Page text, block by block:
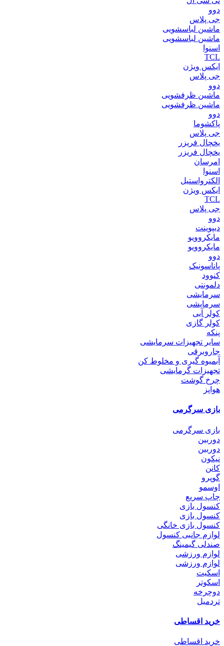
دوو
جی پلاس
ماشین لباسشویی
ماشین لباسشویی
اسنوا
TCL
ایکس ویژن
جی پلاس
دوو
ماشین ظرفشویی
ماشین ظرفشویی
دوو
پاکشوما
جی پلاس
یخچال فریزر
یخچال فریزر
امرسان
اسنوا
الکترواستیل
ایکس ویژن
TCL
جی پلاس
دوو
دیپوینت
مایکروویو
مایکروویو
دوو
پاناسونیک
کنوود
دلمونتی
سرمایشی
سرمایشی
کولر آبی
کولر گازی
پنکه
سایر تجهیزات سرمایشی
جاروبرقی
آبمیوه گیری و مخلوط کن
تجهیزات گرمایشی
چرخ گوشت
هواپز
بازی سرگرمی
بازی سرگرمی
دوربین
دوربین
نیکون
کانن
گوپرو
اوسمو
چاپ سریع
کنسول بازی
کنسول بازی
کنسول بازی خانگی
لوازم جانبی کنسول
صندلی گیمینگ
لوازم ورزشی
لوازم ورزشی
اسکیت
اسکوتر
دوچرخه
تردمیل
خرید اقساطی
خرید اقساطی